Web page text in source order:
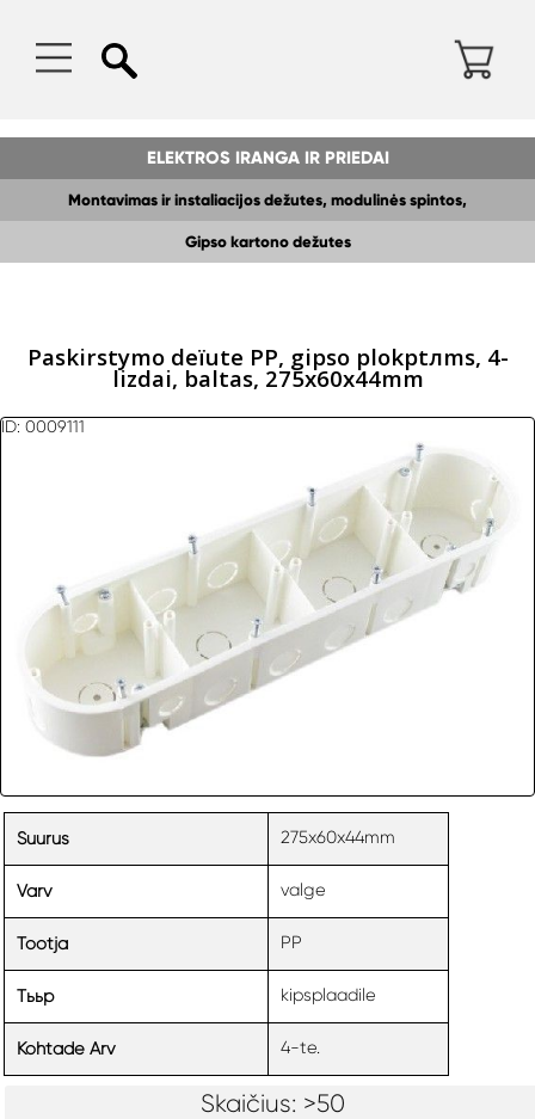
ELEKTROS IRANGA IR PRIEDAI
Montavimas ir instaliacijos dežutes, modulinės spintos,
paskirstymo dežes
Gipso kartono dežutes
Paskirstymo deїute PP, gipso plokрtлms, 4-
lizdai, baltas, 275x60x44mm
ID: 0009111
Suurus 275x60x44mm
Varv valge
Tootja PP
Tььp kipsplaadile
Kohtade Arv 4-te.
Skaičius: >50